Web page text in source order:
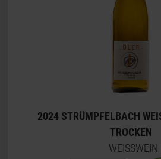
2024 STRÜMPFELBACH
TROCKEN
WEISSWEIN